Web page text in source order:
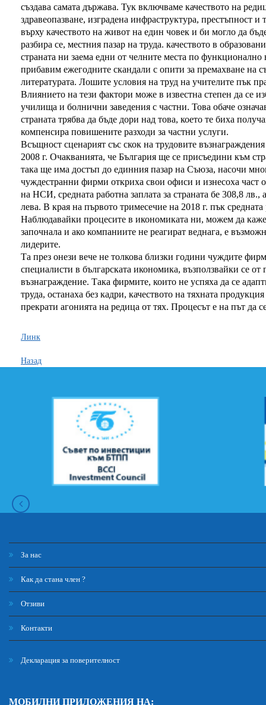
създава самата държава. Тук включваме качеството на
здравеопазване, изградена инфраструктура, престъпност
върху качеството на живот на един човек и би могло да
разбира се, местния пазар на труда. качеството в
страната ни заема едни от челните места по
прибавим ежегодните скандали с опити за премахване на
литературата. Лошите условия на труд на учителите пък
Влиянието на тези фактори може в известна степен да се
училища и болнични заведения с частни. Това обаче
страната трябва да бъде дори над това, което те биха
компенсира повишените разходи за частни услуги.
Всъщност сценарият със скок на трудовите
2008 г. Очакванията, че България ще се присъедини към
така ще има достъп до единния пазар на Съюза, насочи
чуждестранни фирми откриха свои офиси и изнесоха част
на НСИ, средната работна заплата за страната бе 308,8 лв.,
лева. В края на първото тримесечие на 2018 г. пък средната
Наблюдавайки процесите в икономиката ни, можем да
започнала и ако компаниите не реагират веднага, е
лидерите.
Та през онези вече не толкова близки години чуждите
специалисти в българската икономика, възползвайки се от
възнаграждение. Така фирмите, които не успяха да се
труда, останаха без кадри, качеството на тяхната
прекрати агонията на редица от тях. Процесът е на път да
Линк
Назад
За нас
Как да стана член ?
Отзиви
Контакти
Декларация за поверителност
МОБИЛНИ ПРИЛОЖЕНИЯ НА: